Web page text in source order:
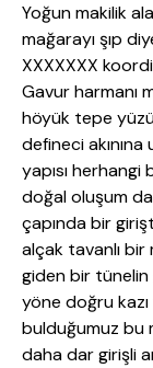
Yoğun makilik
mağarayı şıp
XXXXXXX
Gavur harmanı
höyük tepe
defineci akınına
yapısı herhangi
doğal oluşum
çapında bir
alçak tavanlı bir
giden bir tünelin
yöne doğru kazı
bulduğumuz bu
daha dar girişli